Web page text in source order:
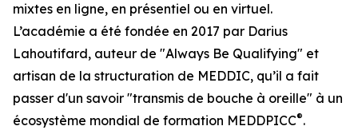
mixtes en ligne, en présentiel ou en virtuel.
L’académie a été fondée en 2017 par Darius
Lahoutifard, auteur de "Always Be Qualifying" et
artisan de la structuration de MEDDIC, qu’il a fait
passer d'un savoir "transmis de bouche à oreille" à un
écosystème mondial de formation MEDDPICC®.